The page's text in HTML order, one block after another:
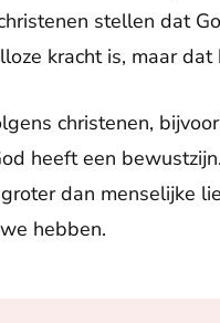
stellen dat
kracht is, maar
christenen,
heeft een
dan menselijke
hebben.